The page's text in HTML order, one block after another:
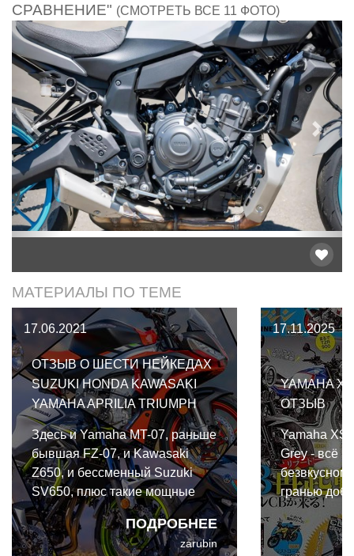
СРАВНЕНИЕ" (СМОТРЕТЬ ВСЕ 11 ФОТО)
Предыдущий
МАТЕРИАЛЫ ПО ТЕМЕ
17.06.2021
ОТЗЫВ О ШЕСТИ НЕЙКЕДАХ
SUZUKI HONDA KAWASAKI
YAMAHA APRILIA TRIUMPH
ПОДРОБНЕЕ
Здесь и Yamaha MT-07, раньше
бывшая FZ-07, и Kawasaki
Z650, и бессменный Suzuki
SV650, плюс такие мощные
заходы на эту территорию, как
Aprilia Tuono 660 и Triumph
Trident 660. Ах да! Ещё жеzarubin
17.11.2025
YAMAHA
ОТЗЫВ
Yamaha
Grey - всё
гранью